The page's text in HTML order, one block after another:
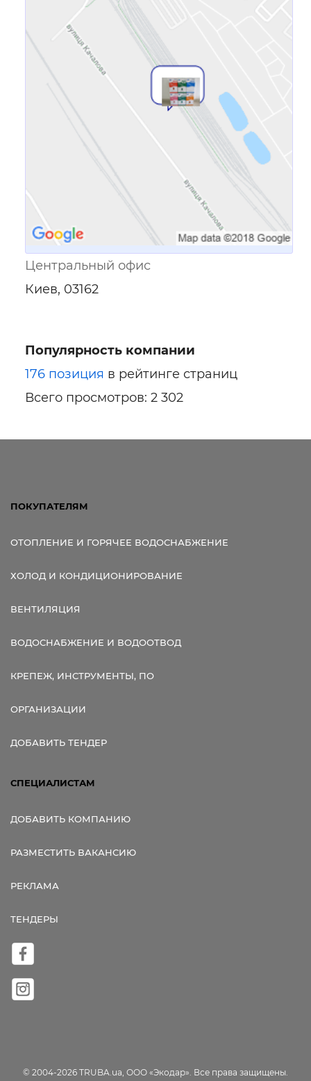
Ссылка для мобильных устройств
Центральный офис
Киев, 03162
Популярность компании
176 позиция в рейтинге страниц
Всего просмотров: 2 302
ПОКУПАТЕЛЯМ
ОТОПЛЕНИЕ И ГОРЯЧЕЕ ВОДОСНАБЖЕНИЕ
ХОЛОД И КОНДИЦИОНИРОВАНИЕ
ВЕНТИЛЯЦИЯ
ВОДОСНАБЖЕНИЕ И ВОДООТВОД
КРЕПЕЖ, ИНСТРУМЕНТЫ, ПО
ОРГАНИЗАЦИИ
ДОБАВИТЬ ТЕНДЕР
СПЕЦИАЛИСТАМ
ДОБАВИТЬ КОМПАНИЮ
РАЗМЕСТИТЬ ВАКАНСИЮ
РЕКЛАМА
ТЕНДЕРЫ
© 2004-2026 TRUBA.ua, ООО «Экодар». Все права защищены.